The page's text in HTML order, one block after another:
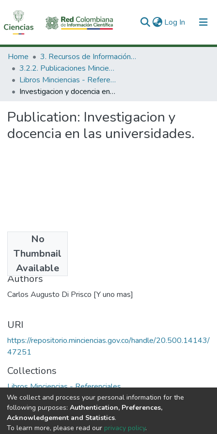
Log In (current)
Communities & Collections
All of DSpace
Statistics
Home
3. Recursos de Información Científica y Tecnológica
3.2.2. Publicaciones Minciencias
Libros Minciencias - Referenciales
Investigacion y docencia en las universidades.
Publication: Investigacion y
docencia en las universidades.
No
Thumbnail
Available
1990
Authors
Carlos Augusto Di Prisco [Y uno mas]
URI
https://repositorio.minciencias.gov.co/handle/20.500.14143/
47251
Collections
Libros Minciencias - Referenciales
Full item page
We collect and process your personal information for the
following purposes: Authentication, Preferences,
Acknowledgement and Statistics.
To learn more, please read our privacy policy.